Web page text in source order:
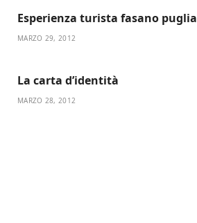
Esperienza turista fasano puglia
MARZO 29, 2012
La carta d’identità
MARZO 28, 2012